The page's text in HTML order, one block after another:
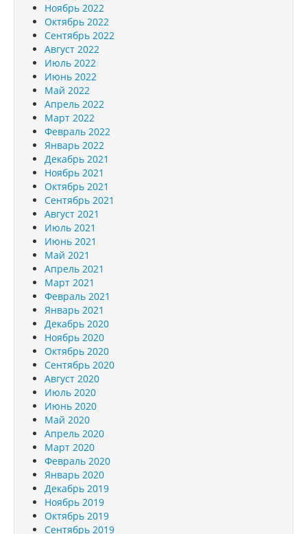
Ноябрь 2022
Октябрь 2022
Сентябрь 2022
Август 2022
Июль 2022
Июнь 2022
Май 2022
Апрель 2022
Март 2022
Февраль 2022
Январь 2022
Декабрь 2021
Ноябрь 2021
Октябрь 2021
Сентябрь 2021
Август 2021
Июль 2021
Июнь 2021
Май 2021
Апрель 2021
Март 2021
Февраль 2021
Январь 2021
Декабрь 2020
Ноябрь 2020
Октябрь 2020
Сентябрь 2020
Август 2020
Июль 2020
Июнь 2020
Май 2020
Апрель 2020
Март 2020
Февраль 2020
Январь 2020
Декабрь 2019
Ноябрь 2019
Октябрь 2019
Сентябрь 2019